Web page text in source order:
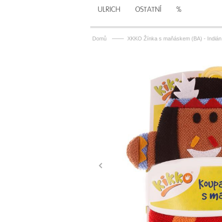
ULRICH OSTATNÍ %
Domů —— XKKO Žínka s maňáskem (BA) - Indián